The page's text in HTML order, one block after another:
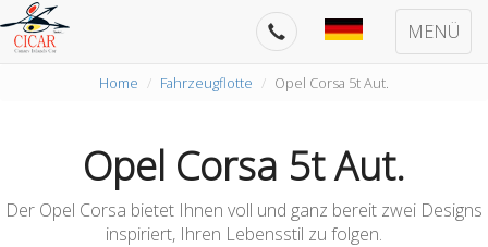
MENÜ
Home Fahrzeugflotte Opel Corsa 5t Aut.
Opel Corsa 5t Aut.
Der Opel Corsa bietet Ihnen voll und ganz bereit zwei Designs
inspiriert, Ihren Lebensstil zu folgen.